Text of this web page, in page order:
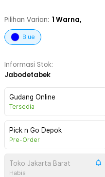
Pilihan Varian: 1 Warna,
Blue
Informasi Stok:
Jabodetabek
Gudang Online
Tersedia
Pick n Go Depok
Pre-Order
Toko Jakarta Barat
Habis